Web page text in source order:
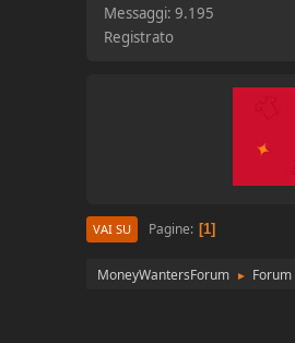
Messaggi: 9.195
Registrato
VAI SU Pagine 1
MoneyWantersForum ► Forum